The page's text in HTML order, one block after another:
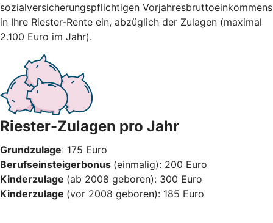
sozialversicherungspflichtigen Vorjahresbruttoeinkommens
in Ihre Riester-Rente ein, abzüglich der Zulagen (maximal
2.100 Euro im Jahr).
Riester-Zulagen pro Jahr
Grundzulage: 175 Euro
Berufseinsteigerbonus (einmalig): 200 Euro
Kinderzulage (ab 2008 geboren): 300 Euro
Kinderzulage (vor 2008 geboren): 185 Euro